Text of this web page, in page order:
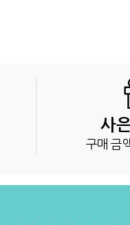
사
구매 금